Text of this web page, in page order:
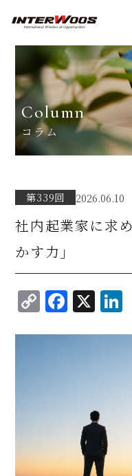
column
コラム
第339回 2026.06.10
社内起業家に求
かす力」
C
o
p
n
k
F
a
c
o
o
k
X
e